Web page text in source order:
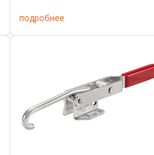
Эргономичная, маслостойкая
ручка с большим подручником и
подробнее